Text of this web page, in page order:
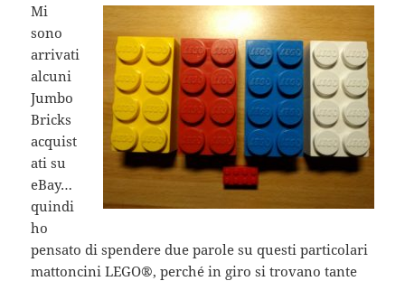
Mi
sono
arrivati
alcuni
Jumbo
Bricks
acquist
ati su
eBay…
quindi
ho
pensato di spendere due parole su questi particolari
mattoncini LEGO®, perché in giro si trovano tante